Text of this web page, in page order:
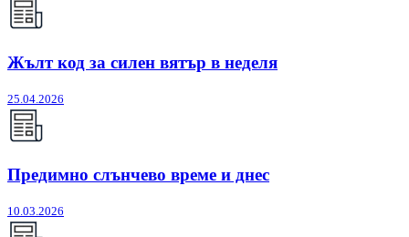
Жълт код за силен вятър в неделя
25.04.2026
Предимно слънчево време и днес
10.03.2026